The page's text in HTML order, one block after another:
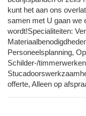
kunt het aan ons
samen met U gaan we
wordt!Specialiteiten:
Personeelsplanning,
Schilder-/
offerte, Alleen op